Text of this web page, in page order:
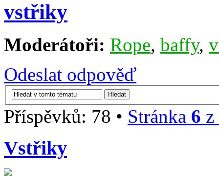
vstřiky
Moderátoři: Rope, baffy,
Odeslat odpověď
Příspěvků: 78 • Stránka 6 z
Vstřiky